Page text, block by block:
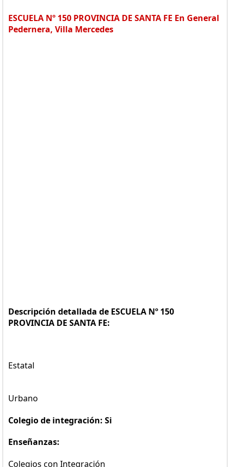
ESCUELA Nº 150 PROVINCIA DE SANTA FE En General
Pedernera, Villa Mercedes
Descripción detallada de ESCUELA Nº 150
PROVINCIA DE SANTA FE:
Estatal
Urbano
Colegio de integración: Si
Enseñanzas:
Colegios con Integración